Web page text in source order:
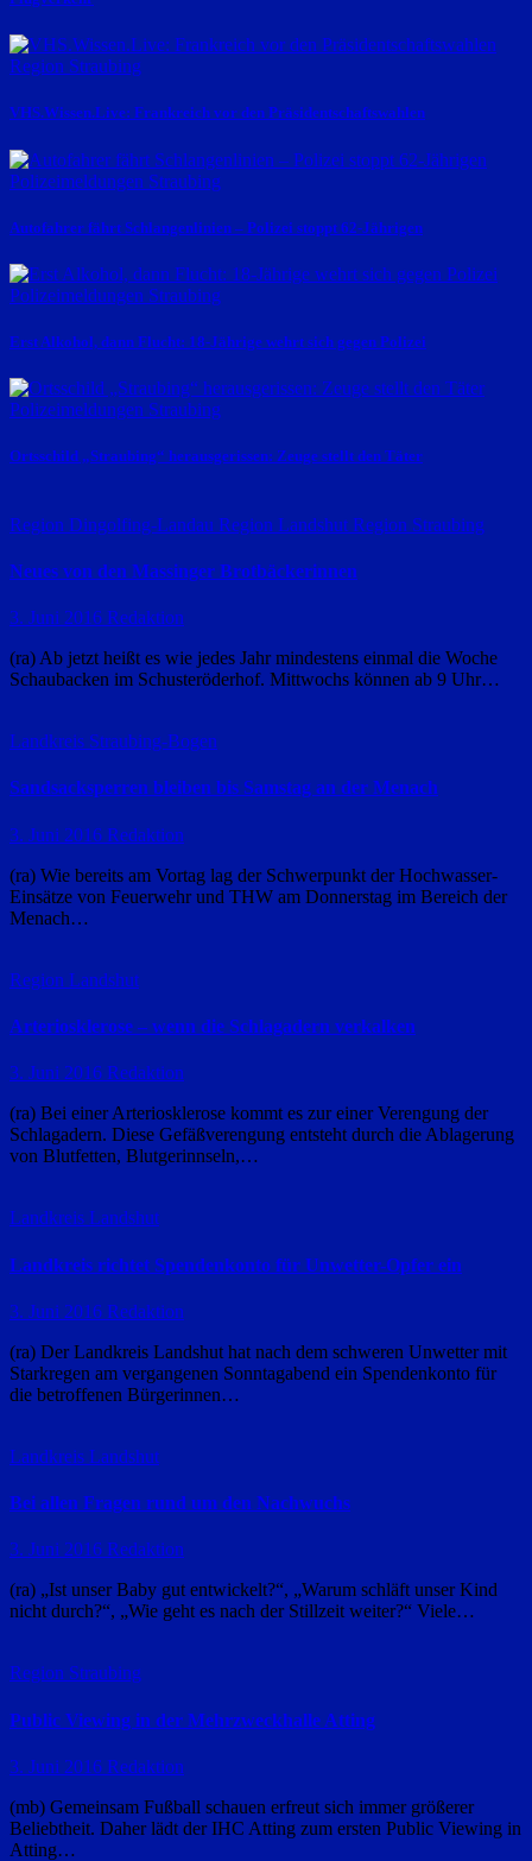
Region Straubing
VHS.Wissen.Live: Frankreich vor den Präsidentschaftswahlen
Polizeimeldungen Straubing
Autofahrer fährt Schlangenlinien – Polizei stoppt 62-Jährigen
Polizeimeldungen Straubing
Erst Alkohol, dann Flucht: 18-Jährige wehrt sich gegen Polizei
Polizeimeldungen Straubing
Ortsschild „Straubing“ herausgerissen: Zeuge stellt den Täter
Region Dingolfing-Landau Region Landshut Region Straubing
Neues von den Massinger Brotbäckerinnen
3. Juni 2016 Redaktion
(ra) Ab jetzt heißt es wie jedes Jahr mindestens einmal die Woche
Schaubacken im Schusteröderhof. Mittwochs können ab 9 Uhr…
Landkreis Straubing-Bogen
Sandsacksperren bleiben bis Samstag an der Menach
3. Juni 2016 Redaktion
(ra) Wie bereits am Vortag lag der Schwerpunkt der Hochwasser-
Einsätze von Feuerwehr und THW am Donnerstag im Bereich der
Menach…
Region Landshut
Arteriosklerose – wenn die Schlagadern verkalken
3. Juni 2016 Redaktion
(ra) Bei einer Arteriosklerose kommt es zur einer Verengung der
Schlagadern. Diese Gefäßverengung entsteht durch die Ablagerung
von Blutfetten, Blutgerinnseln,…
Landkreis Landshut
Landkreis richtet Spendenkonto für Unwetter-Opfer ein
3. Juni 2016 Redaktion
(ra) Der Landkreis Landshut hat nach dem schweren Unwetter mit
Starkregen am vergangenen Sonntagabend ein Spendenkonto für
die betroffenen Bürgerinnen…
Landkreis Landshut
Bei allen Fragen rund um den Nachwuchs
3. Juni 2016 Redaktion
(ra) „Ist unser Baby gut entwickelt?“, „Warum schläft unser Kind
nicht durch?“, „Wie geht es nach der Stillzeit weiter?“ Viele…
Region Straubing
Public Viewing in der Mehrzweckhalle Atting
3. Juni 2016 Redaktion
(mb) Gemeinsam Fußball schauen erfreut sich immer größerer
Beliebtheit. Daher lädt der IHC Atting zum ersten Public Viewing in
Atting…